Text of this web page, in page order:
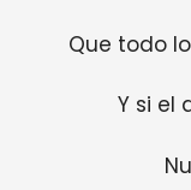
Que todo
Y si el